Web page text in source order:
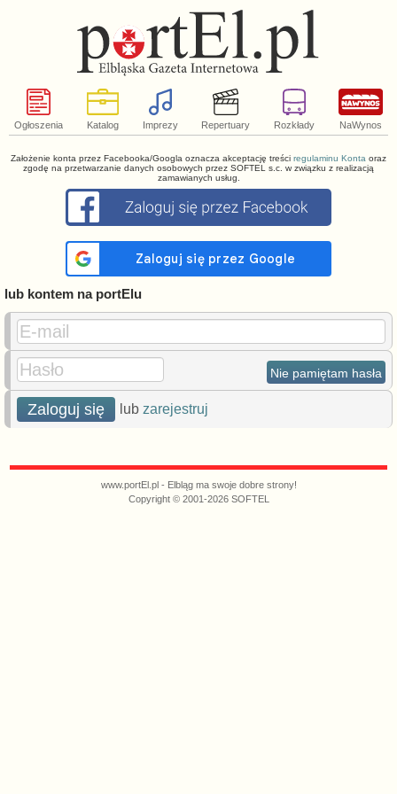
Ogłoszenia Katalog Imprezy Repertuary Rozkłady NaWynos
Założenie konta przez Facebooka/Googla oznacza akceptację treści regulaminu Konta oraz
zgodę na przetwarzanie danych osobowych przez SOFTEL s.c. w związku z realizacją
zamawianych usług.
lub kontem na portElu
E-mail
Hasło
Nie pamiętam hasła
Zaloguj się lub zarejestruj
www.portEl.pl - Elbląg ma swoje dobre strony!
Copyright © 2001-2026 SOFTEL